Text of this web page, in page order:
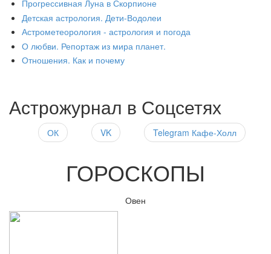
Прогрессивная Луна в Скорпионе
Детская астрология. Дети-Водолеи
Астрометеорология - астрология и погода
О любви. Репортаж из мира планет.
Отношения. Как и почему
Астрожурнал в Соцсетях
ОК VK Telegram Кафе-Холл
ГОРОСКОПЫ
Овен